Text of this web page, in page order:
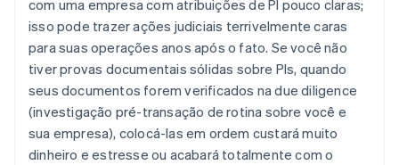
com uma empresa com atribuições de PI pouco claras;
isso pode trazer ações judiciais terrivelmente caras
para suas operações anos após o fato. Se você não
tiver provas documentais sólidas sobre PIs, quando
seus documentos forem verificados na due diligence
(investigação pré-transação de rotina sobre você e
sua empresa), colocá-las em ordem custará muito
dinheiro e estresse ou acabará totalmente com o